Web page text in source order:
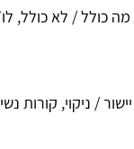
מה כולל / לא כולל,
יישור / ניקוי, קורות